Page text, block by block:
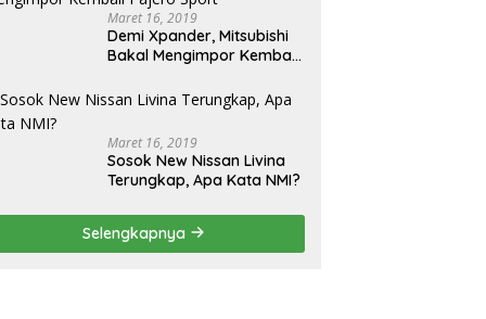
Maret 16, 2019
Demi Xpander, Mitsubishi
Bakal Mengimpor Kembali
Maret 16, 2019
Sosok New Nissan Livina
Terungkap, Apa Kata NMI?
Selengkapnya